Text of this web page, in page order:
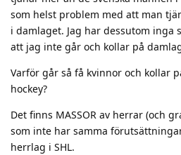
som helst problem med att man
i damlaget. Jag har dessutom inga
att jag inte går och kollar på
Varför går så få kvinnor och kollar
hockey?
Det finns MASSOR av herrar (och
som inte har samma
herrlag i SHL.